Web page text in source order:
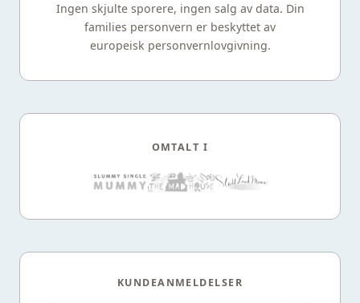
Ingen skjulte sporere, ingen salg av data. Din
families personvern er beskyttet av
europeisk personvernlovgivning.
OMTALT I
KUNDEANMELDELSER